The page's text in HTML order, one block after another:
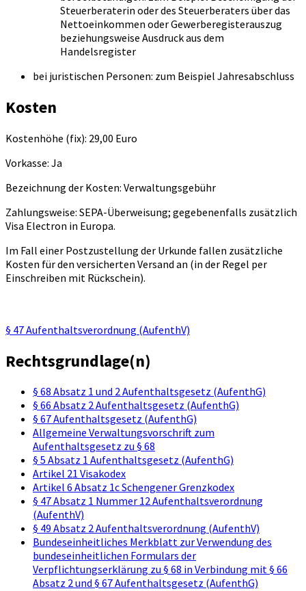
Steuerberaterin oder des Steuerberaters über das
Nettoeinkommen oder Gewerberegisterauszug
beziehungsweise Ausdruck aus dem
Handelsregister
bei juristischen Personen: zum Beispiel Jahresabschluss
Kosten
Kostenhöhe (fix): 29,00 Euro
Vorkasse: Ja
Bezeichnung der Kosten: Verwaltungsgebühr
Zahlungsweise: SEPA-Überweisung; gegebenenfalls zusätzlich
Visa Electron in Europa.
Im Fall einer Postzustellung der Urkunde fallen zusätzliche
Kosten für den versicherten Versand an (in der Regel per
Einschreiben mit Rückschein).
§ 47 Aufenthaltsverordnung (AufenthV)
Rechtsgrundlage(n)
§ 68 Absatz 1 und 2 Aufenthaltsgesetz (AufenthG)
§ 66 Absatz 2 Aufenthaltsgesetz (AufenthG)
§ 67 Aufenthaltsgesetz (AufenthG)
Allgemeine Verwaltungsvorschrift zum
Aufenthaltsgesetz zu § 68
§ 5 Absatz 1 Aufenthaltsgesetz (AufenthG)
Artikel 21 Visakodex
Artikel 6 Absatz 1c Schengener Grenzkodex
§ 47 Absatz 1 Nummer 12 Aufenthaltsverordnung
(AufenthV)
§ 49 Absatz 2 Aufenthaltsverordnung (AufenthV)
Bundeseinheitliches Merkblatt zur Verwendung des
bundeseinheitlichen Formulars der
Verpflichtungserklärung zu § 68 in Verbindung mit § 66
Absatz 2 und § 67 Aufenthaltsgesetz (AufenthG)